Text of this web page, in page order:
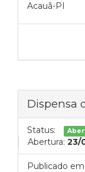
Acauã-PI
Dispensa
Status:
Abertura: 23/
Publicado em: